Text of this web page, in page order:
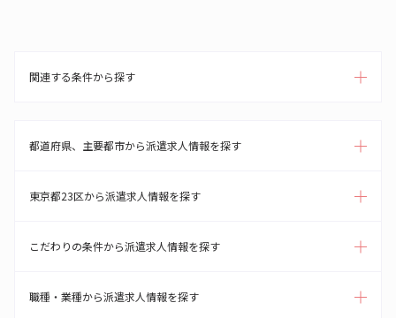
関連する条件から探す
都道府県、主要都市から派遣求人情報を探す
東京都23区から派遣求人情報を探す
こだわりの条件から派遣求人情報を探す
職種・業種から派遣求人情報を探す